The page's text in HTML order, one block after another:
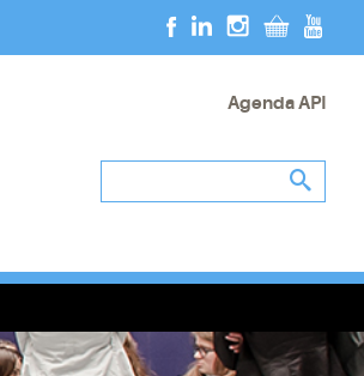
Agenda API